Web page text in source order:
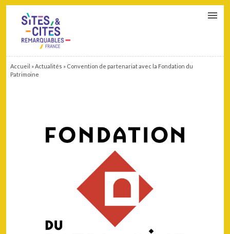
Accueil »Actualités » Convention de partenariat avec la Fondation du
Patrimoine